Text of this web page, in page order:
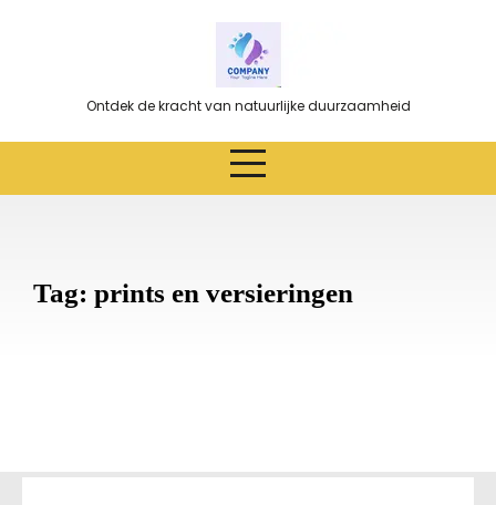
Ontdek de kracht van natuurlijke duurzaamheid
Tag: prints en versieringen